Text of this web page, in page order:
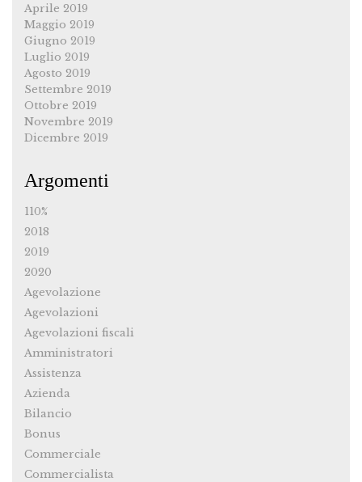
Aprile 2019
Maggio 2019
Giugno 2019
Luglio 2019
Agosto 2019
Settembre 2019
Ottobre 2019
Novembre 2019
Dicembre 2019
Argomenti
110%
2018
2019
2020
Agevolazione
Agevolazioni
Agevolazioni fiscali
Amministratori
Assistenza
Azienda
Bilancio
Bonus
Commerciale
Commercialista